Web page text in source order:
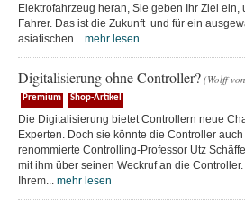
Elektrofahrzeug heran, Sie geben Ihr Ziel ein,
Fahrer. Das ist die Zukunft und für ein
asiatischen... mehr lesen
Digitalisierung ohne Controller? (Wolff
Premium Shop-Artikel
Die Digitalisierung bietet Controllern neue
Experten. Doch sie könnte die Controller
renommierte Controlling-Professor Utz
mit ihm über seinen Weckruf an die
Ihrem... mehr lesen